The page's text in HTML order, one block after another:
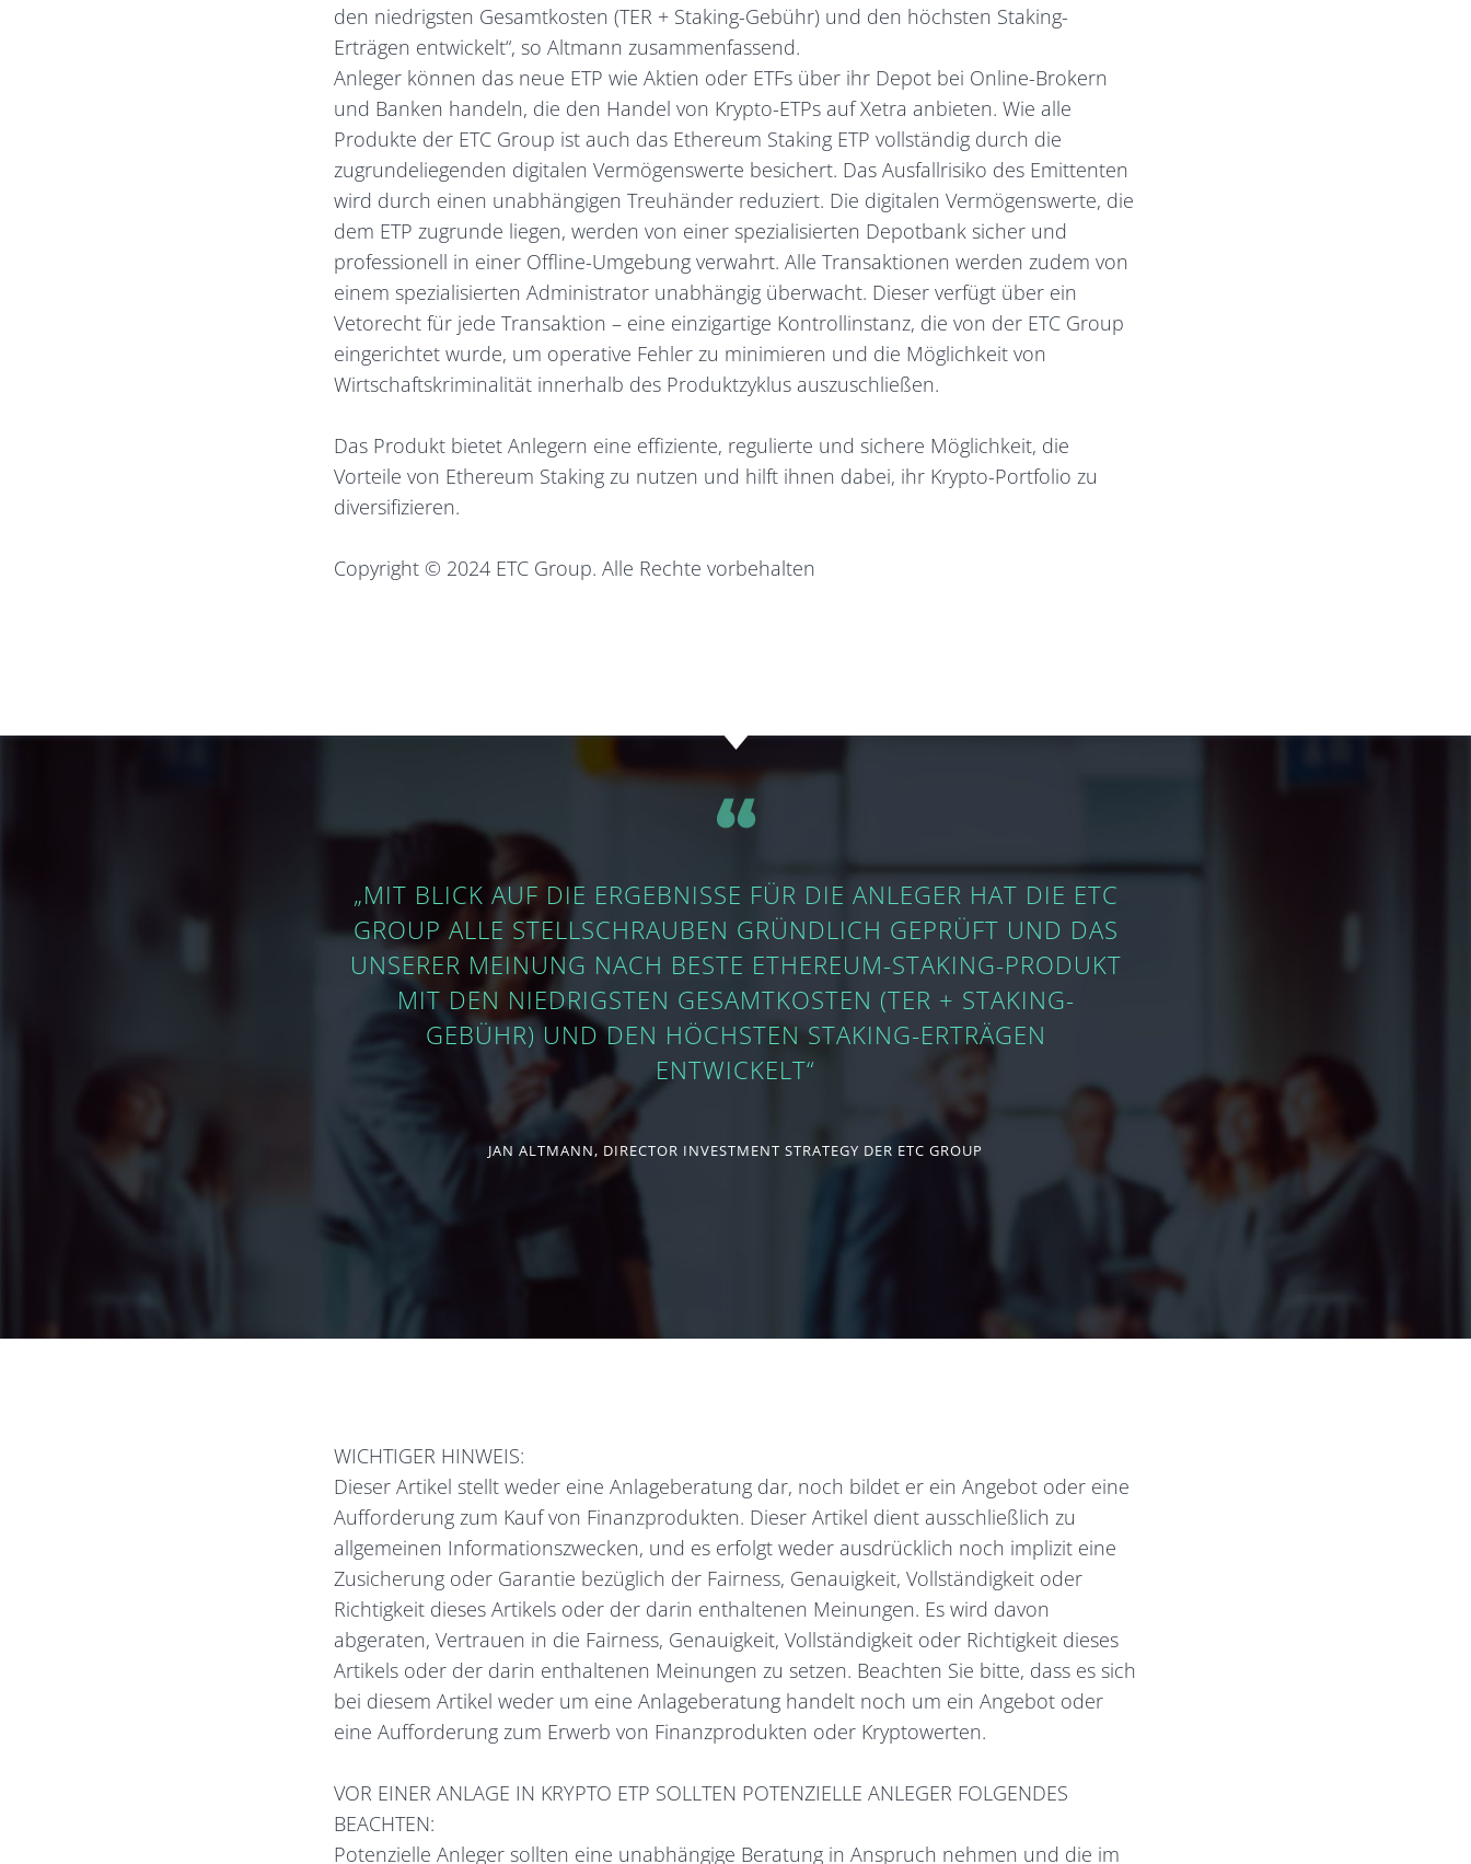
den niedrigsten Gesamtkosten (TER + Staking-Gebühr) und den höchsten Staking-
Erträgen entwickelt“, so Altmann zusammenfassend.
Anleger können das neue ETP wie Aktien oder ETFs über ihr Depot bei Online-Brokern
und Banken handeln, die den Handel von Krypto-ETPs auf Xetra anbieten. Wie alle
Produkte der ETC Group ist auch das Ethereum Staking ETP vollständig durch die
zugrundeliegenden digitalen Vermögenswerte besichert. Das Ausfallrisiko des Emittenten
wird durch einen unabhängigen Treuhänder reduziert. Die digitalen Vermögenswerte, die
dem ETP zugrunde liegen, werden von einer spezialisierten Depotbank sicher und
professionell in einer Offline-Umgebung verwahrt. Alle Transaktionen werden zudem von
einem spezialisierten Administrator unabhängig überwacht. Dieser verfügt über ein
Vetorecht für jede Transaktion – eine einzigartige Kontrollinstanz, die von der ETC Group
eingerichtet wurde, um operative Fehler zu minimieren und die Möglichkeit von
Wirtschaftskriminalität innerhalb des Produktzyklus auszuschließen.
Das Produkt bietet Anlegern eine effiziente, regulierte und sichere Möglichkeit, die
Vorteile von Ethereum Staking zu nutzen und hilft ihnen dabei, ihr Krypto-Portfolio zu
diversifizieren.
Copyright © 2024 ETC Group. Alle Rechte vorbehalten
​‌“
„MIT BLICK AUF DIE ERGEBNISSE FÜR DIE ANLEGER HAT DIE ETC
GROUP ALLE STELLSCHRAUBEN GRÜNDLICH GEPRÜFT UND DAS
UNSERER MEINUNG NACH BESTE ETHEREUM-STAKING-PRODUKT
MIT DEN NIEDRIGSTEN GESAMTKOSTEN (TER + STAKING-
GEBÜHR) UND DEN HÖCHSTEN STAKING-ERTRÄGEN
ENTWICKELT“
JAN ALTMANN, DIRECTOR INVESTMENT STRATEGY DER ETC GROUP
WICHTIGER HINWEIS:
Dieser Artikel stellt weder eine Anlageberatung dar, noch bildet er ein Angebot oder eine
Aufforderung zum Kauf von Finanzprodukten. Dieser Artikel dient ausschließlich zu
allgemeinen Informationszwecken, und es erfolgt weder ausdrücklich noch implizit eine
Zusicherung oder Garantie bezüglich der Fairness, Genauigkeit, Vollständigkeit oder
Richtigkeit dieses Artikels oder der darin enthaltenen Meinungen. Es wird davon
abgeraten, Vertrauen in die Fairness, Genauigkeit, Vollständigkeit oder Richtigkeit dieses
Artikels oder der darin enthaltenen Meinungen zu setzen. Beachten Sie bitte, dass es sich
bei diesem Artikel weder um eine Anlageberatung handelt noch um ein Angebot oder
eine Aufforderung zum Erwerb von Finanzprodukten oder Kryptowerten.
VOR EINER ANLAGE IN KRYPTO ETP SOLLTEN POTENZIELLE ANLEGER FOLGENDES
BEACHTEN:
Potenzielle Anleger sollten eine unabhängige Beratung in Anspruch nehmen und die im